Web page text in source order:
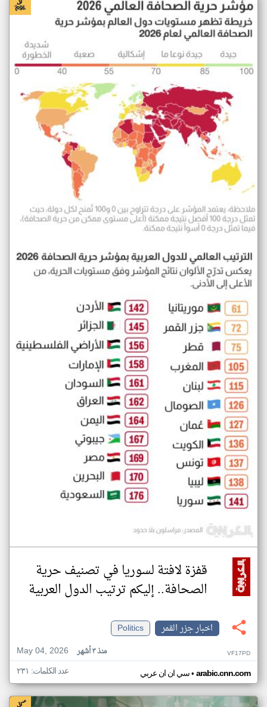
قفزة لافتة لسوريا في تصنيف حرية
الصحافة.. إليكم ترتيب الدول العربية
اخبار جزر القمر
Politics
May 04, 2026
منذ ٣ أشهر VF17PD
سي ان ان عربي• arabic.cnn.com عدد الكلمات: ٢٣١